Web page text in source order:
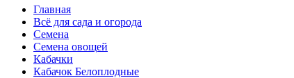
Главная
Всё для сада и огорода
Семена
Семена овощей
Кабачки
Кабачок Белоплодные